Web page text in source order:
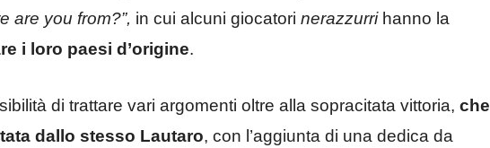
are you from?”, in cui alcuni giocatori nerazzurrihanno la
i loro paesi d’origine.
di trattare vari argomenti oltre alla sopracitata vittoria, che
dallo stesso Lautaro, con l’aggiunta di una dedica da